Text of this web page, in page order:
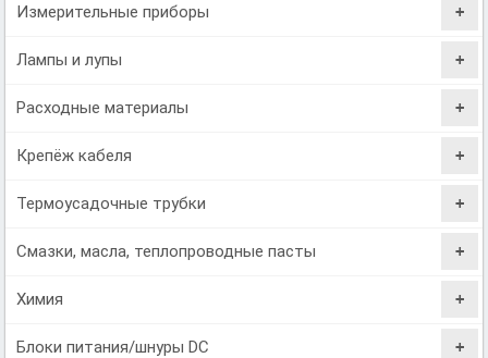
Измерительные приборы
Лампы и лупы
Расходные материалы
Крепёж кабеля
Термоусадочные трубки
Смазки, масла, теплопроводные пасты
Химия
Блоки питания/шнуры DC